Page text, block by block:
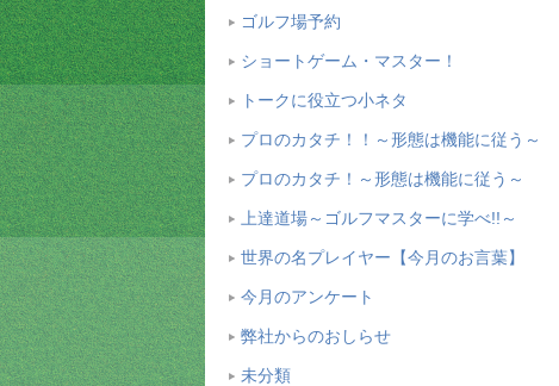
ゴルフ場予約
ショートゲーム・マスター！
トークに役立つ小ネタ
プロのカタチ！！～形態は機能に従う～
プロのカタチ！～形態は機能に従う～
上達道場～ゴルフマスターに学べ!!～
世界の名プレイヤー【今月のお言葉】
今月のアンケート
弊社からのおしらせ
未分類